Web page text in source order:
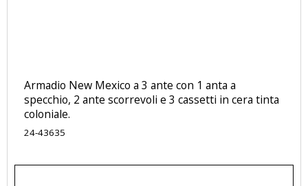
Armadio New Mexico a 3 ante con 1 anta a
specchio, 2 ante scorrevoli e 3 cassetti in cera tinta
coloniale.
24-43635